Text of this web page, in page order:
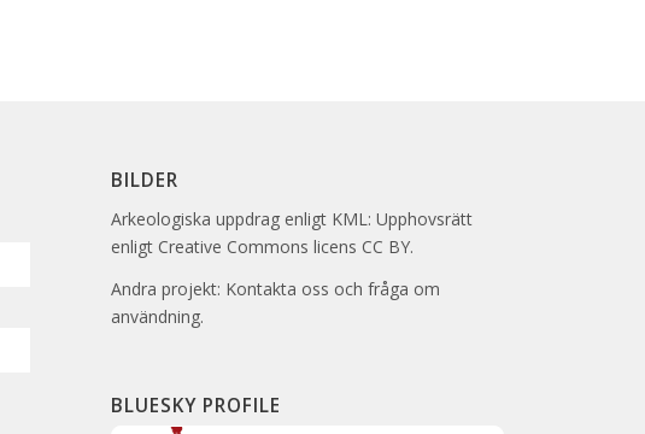
BILDER
Arkeologiska uppdrag enligt KML: Upphovsrätt
enligt Creative Commons licens CC BY.
Andra projekt: Kontakta oss och fråga om
användning.
BLUESKY PROFILE